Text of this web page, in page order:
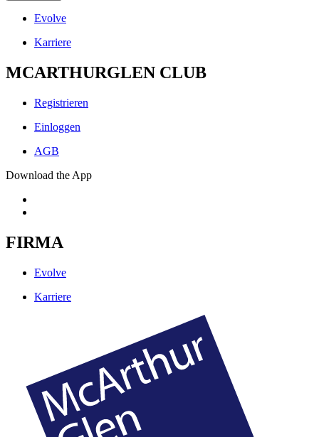
Evolve
Karriere
MCARTHURGLEN CLUB
Registrieren
Einloggen
AGB
Download the App
FIRMA
Evolve
Karriere